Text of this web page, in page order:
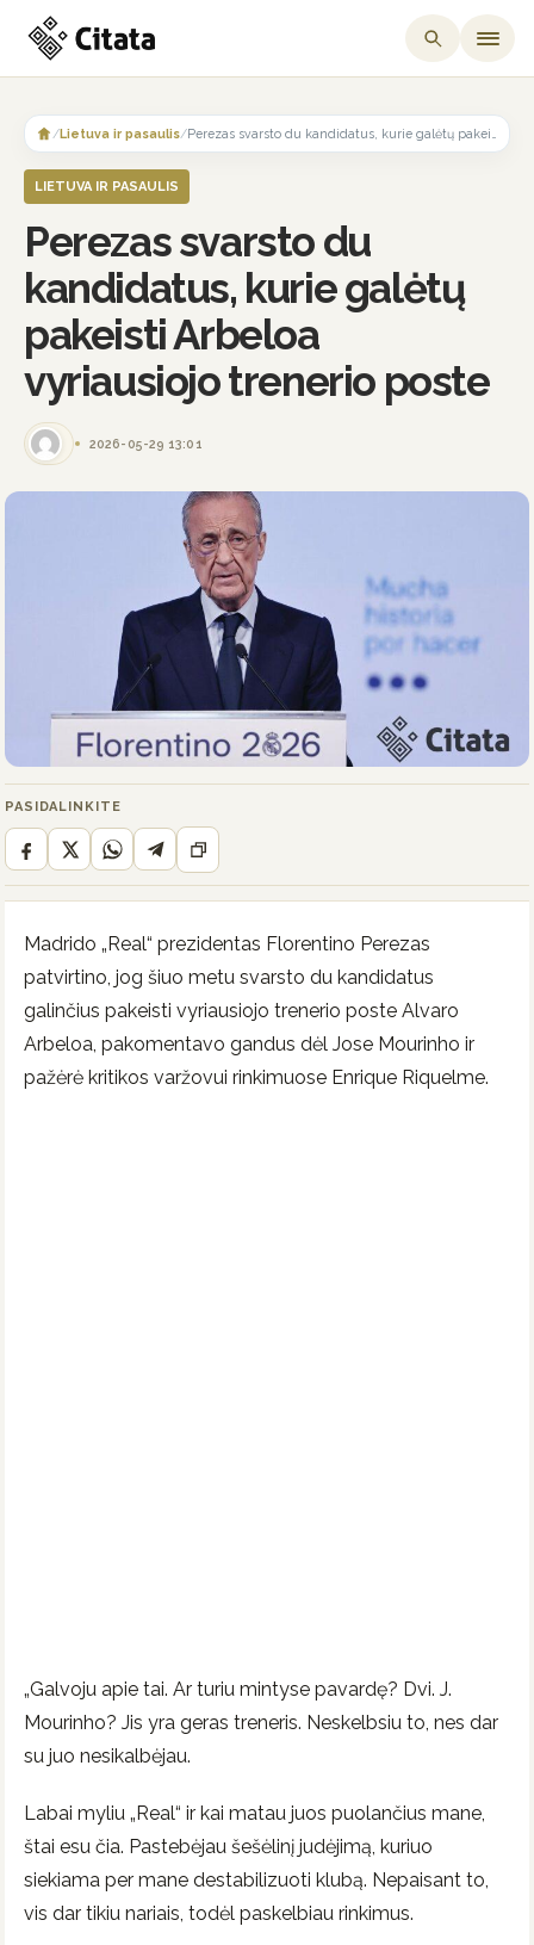
content
/Lietuva ir pasaulis/
LIETUVA IR PASAULIS
Perezas svarsto du
kandidatus, kurie galėtų
pakeisti Arbeloa
vyriausiojo trenerio poste
2026-05-29 13:01
PASIDALINKITE
Madrido „Real“ prezidentas Florentino Perezas
patvirtino, jog šiuo metu svarsto du kandidatus
galinčius pakeisti vyriausiojo trenerio poste Alvaro
Arbeloa, pakomentavo gandus dėl Jose Mourinho ir
pažėrė kritikos varžovui rinkimuose Enrique Riquelme.
„Galvoju apie tai. Ar turiu mintyse pavardę? Dvi. J.
Mourinho? Jis yra geras treneris. Neskelbsiu to, nes dar
su juo nesikalbėjau.
Labai myliu „Real“ ir kai matau juos puolančius mane,
štai esu čia. Pastebėjau šešėlinį judėjimą, kuriuo
siekiama per mane destabilizuoti klubą. Nepaisant to,
vis dar tikiu nariais, todėl paskelbiau rinkimus.